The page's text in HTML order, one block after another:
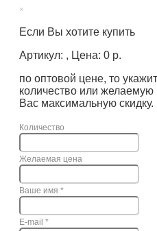
×
Если Вы хотите купить
Артикул: , Цена: 0 р.
по оптовой цене, то
количество или
Вас максимальную скидку.
Количество
Желаемая цена
Ваше имя *
E-mail *